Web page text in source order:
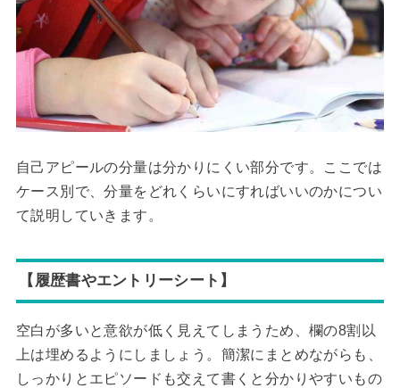
自己アピールの分量は分かりにくい部分です。ここでは
ケース別で、分量をどれくらいにすればいいのかについ
て説明していきます。
【履歴書やエントリーシート】
空白が多いと意欲が低く見えてしまうため、欄の8割以
上は埋めるようにしましょう。簡潔にまとめながらも、
しっかりとエピソードも交えて書くと分かりやすいもの